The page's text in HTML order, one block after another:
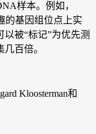
样本。例如，
的基因组位点上实
被“标记”为优先测
百倍。
Kloosterman和